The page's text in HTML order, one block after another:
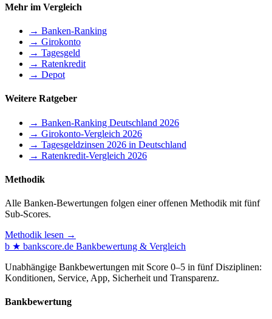
Mehr im Vergleich
→ Banken-Ranking
→ Girokonto
→ Tagesgeld
→ Ratenkredit
→ Depot
Weitere Ratgeber
→ Banken-Ranking Deutschland 2026
→ Girokonto-Vergleich 2026
→ Tagesgeldzinsen 2026 in Deutschland
→ Ratenkredit-Vergleich 2026
Methodik
Alle Banken-Bewertungen folgen einer offenen Methodik mit fünf
Sub-Scores.
Methodik lesen →
b ★ bankscore.de Bankbewertung & Vergleich
Unabhängige Bankbewertungen mit Score 0–5 in fünf Disziplinen:
Konditionen, Service, App, Sicherheit und Transparenz.
Bankbewertung